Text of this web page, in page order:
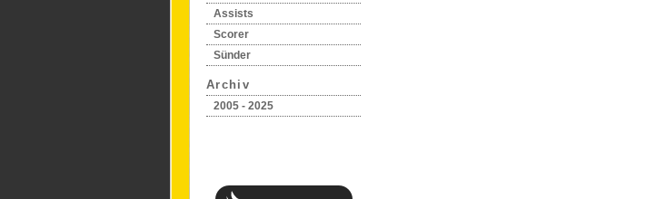
Assists
Scorer
Sünder
Archiv
2005 - 2025